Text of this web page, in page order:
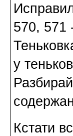
570, 571
у
Кстати